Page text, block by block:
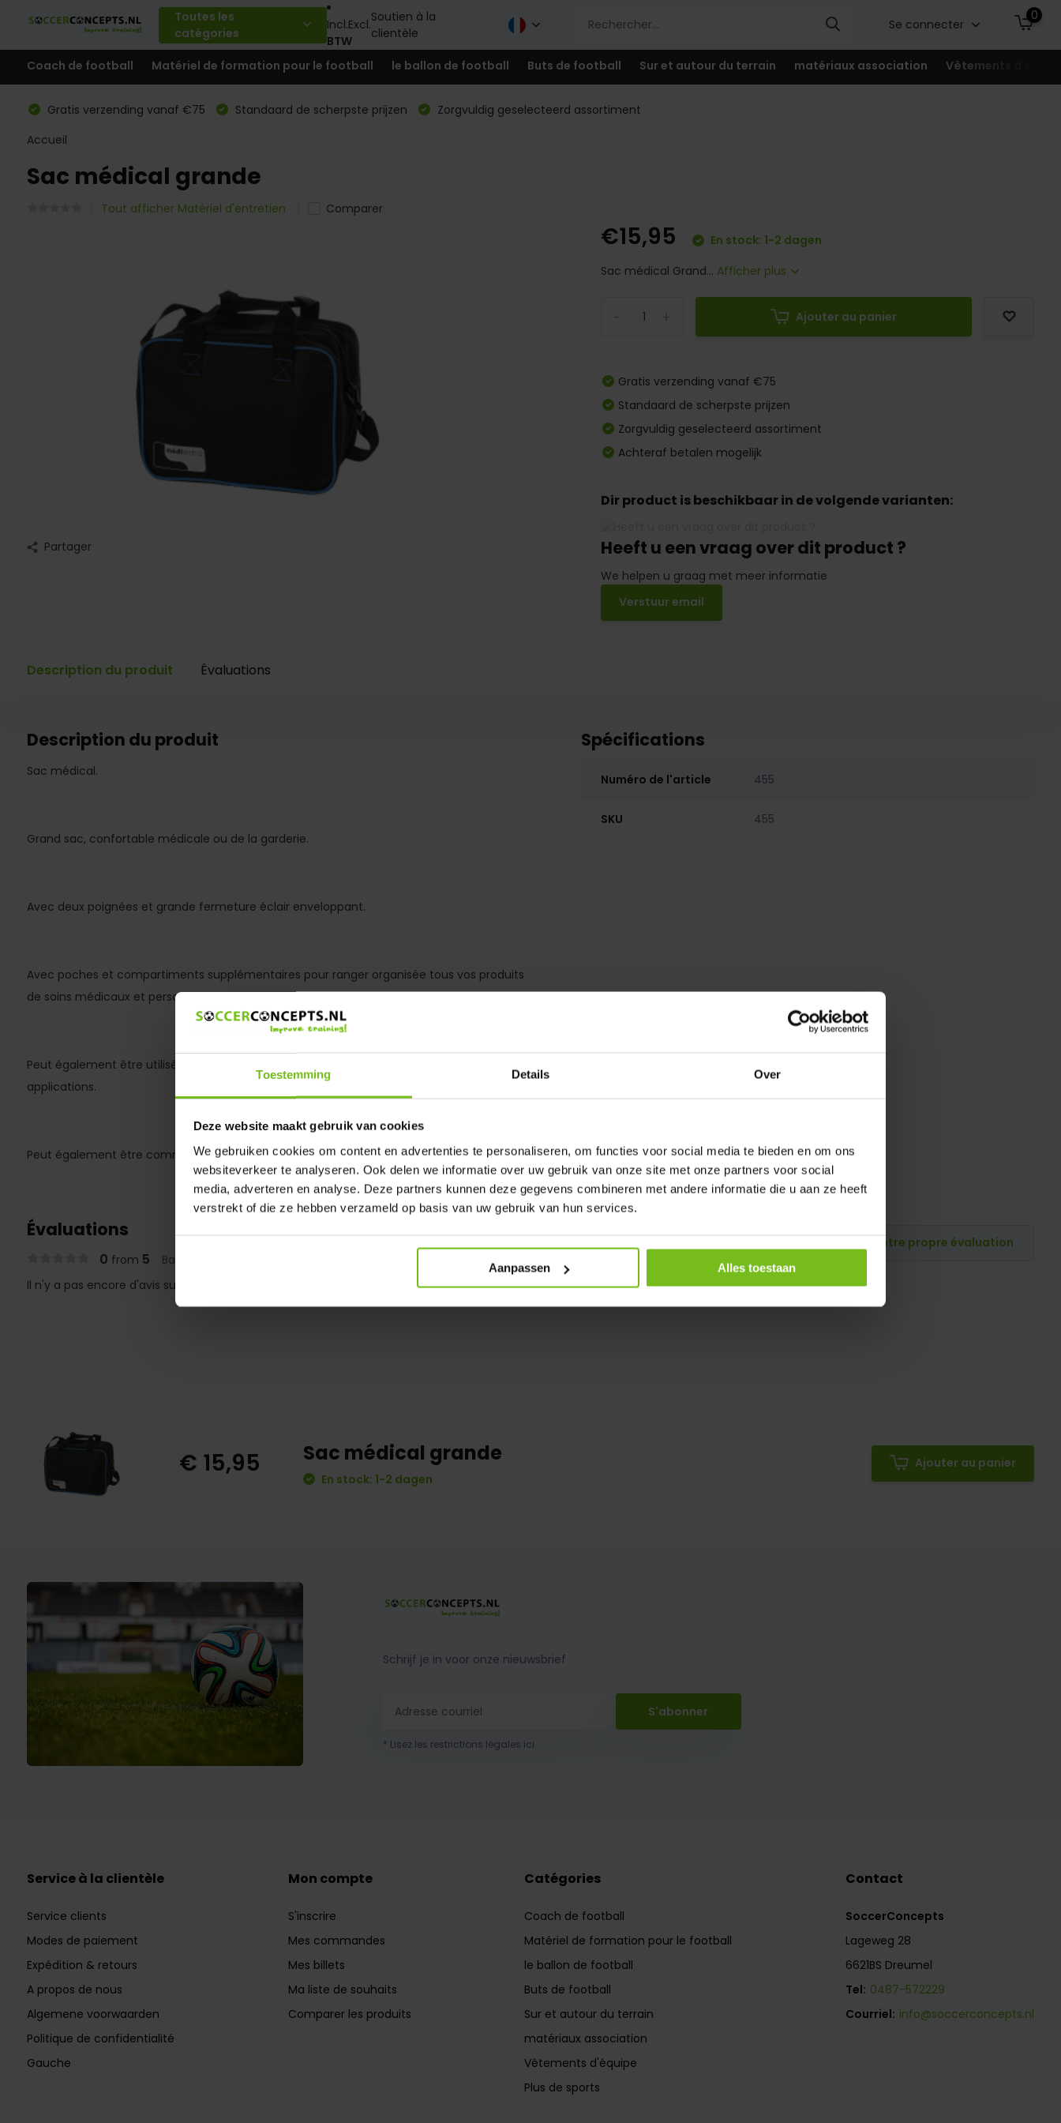
Toestemming Details Over
Deze website maakt gebruik van cookies
We gebruiken cookies om content en advertenties te personaliseren, om functies voor social media te bieden en om ons
websiteverkeer te analyseren. Ook delen we informatie over uw gebruik van onze site met onze partners voor social
media, adverteren en analyse. Deze partners kunnen deze gegevens combineren met andere informatie die u aan ze heeft
verstrekt of die ze hebben verzameld op basis van uw gebruik van hun services.
Aanpassen Alles toestaan
Toutes les
catégories
Incl.Excl.
BTW
Soutien à la
clientèle
Se connecter
0
Coach de football Matériel de formation pour le football le ballon de football Buts de football Sur et autour du terrain matériaux association Vêtements
Gratis verzending vanaf €75 Standaard de scherpste prijzen
Zorgvuldig geselecteerd assortiment
Accueil
Sac médical grande
Tout afficher Matériel d'entretien Comparer
Partager
€15,95
En stock: 1-2 dagen
Sac médical Grand... Afficher plus
Ajouter au panier
Gratis verzending vanaf €75
Standaard de scherpste prijzen
Zorgvuldig geselecteerd assortiment
Achteraf betalen mogelijk
Dir product is beschikbaar in de volgende varianten:
Heeft u een vraag over dit product ?
We helpen u graag met meer informatie
Verstuur email
Description du produit Évaluations
Description du produit
Sac médical.
Grand sac, confortable médicale ou de la garderie.
Avec deux poignées et grande fermeture éclair enveloppant.
Avec poches et compartiments supplémentaires pour ranger organisée tous vos produits
de soins médicaux et personnels.
Peut également être utilisé pour d'autres sports, et bien sûr aussi pour d'autres
applications.
Peut également être commandé avec la réalisation complète.
Spécifications
Numéro de l'article 455
SKU 455
Évaluations
0 from 5 Based on 0 reviews
Publiez votre propre évaluation
Il n'y a pas encore d'avis sur ce produit..
€ 15,95 Sac médical grande
En stock: 1-2 dagen
Ajouter au panier
Schrijf je in voor onze nieuwsbrief
S'abonner
* Lisez les restrictions légales ici
Service à la clientèle
Service clients
Modes de paiement
Expédition & retours
A propos de nous
Algemene voorwaarden
Politique de confidentialité
Gauche
Mon compte
S'inscrire
Mes commandes
Mes billets
Ma liste de souhaits
Comparer les produits
Catégories
Coach de football
Matériel de formation pour le football
le ballon de football
Buts de football
Sur et autour du terrain
matériaux association
Vêtements d'équipe
Plus de sports
Contact
SoccerConcepts
Lageweg 28
6621BS Dreumel
Tel: 0487-572229
Courriel: info@soccerconcepts.nl